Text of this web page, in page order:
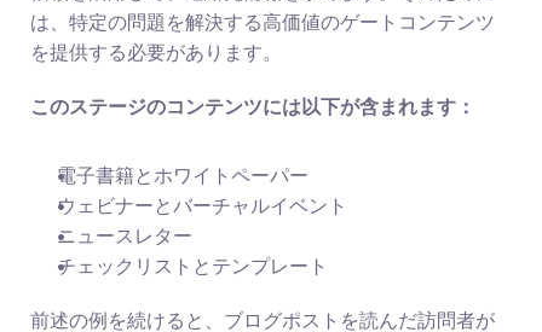
は、特定の問題を解決する高価値のゲートコンテンツ
を提供する必要があります。
このステージのコンテンツには以下が含まれます：
電子書籍とホワイトペーパー
ウェビナーとバーチャルイベント
ニュースレター
チェックリストとテンプレート
前述の例を続けると、ブログポストを読んだ訪問者が